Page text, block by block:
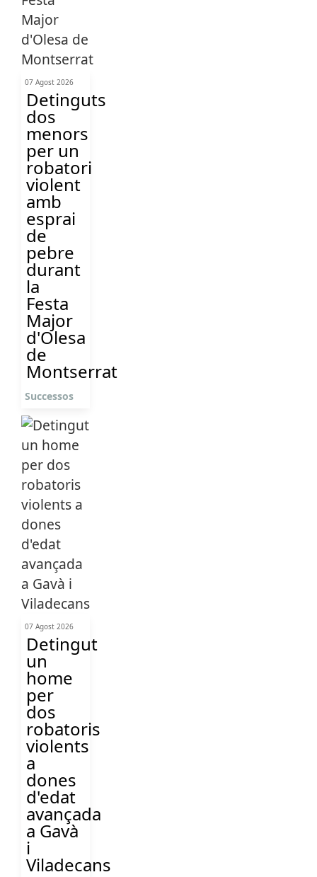
07 Agost 2026
Detinguts
dos
menors
per un
robatori
violent
amb
esprai
de
pebre
durant
la
Festa
Major
d'Olesa
de
Montserrat
Successos
07 Agost 2026
Detingut
un
home
per
dos
robatoris
violents
a
dones
d'edat
avançada
a Gavà
i
Viladecans